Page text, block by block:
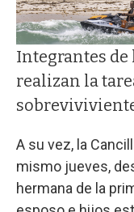
Integrantes de
realizan la
A su vez, la
mismo jueves,
hermana de la